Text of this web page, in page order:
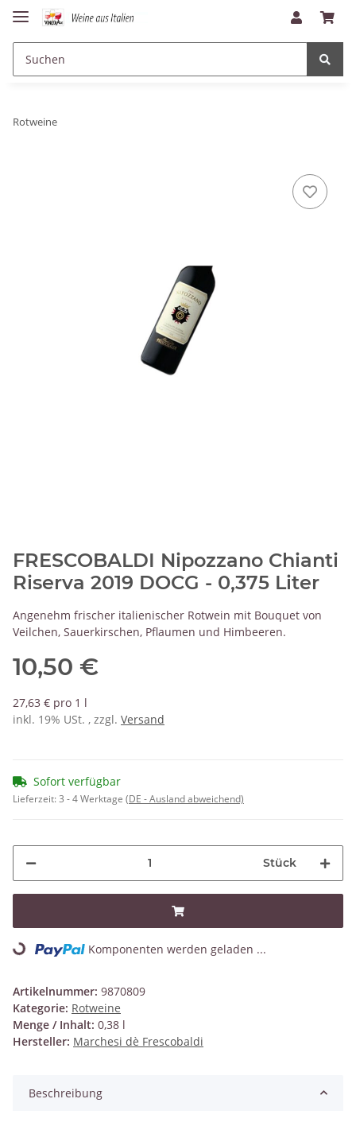
Rotweine
FRESCOBALDI Nipozzano Chianti
Riserva 2019 DOCG - 0,375 Liter
Angenehm frischer italienischer Rotwein mit Bouquet von
Veilchen, Sauerkirschen, Pflaumen und Himbeeren.
10,50 €
27,63 € pro 1 l
inkl. 19% USt. , zzgl. Versand
Sofort verfügbar
Lieferzeit:3 - 4 Werktage (DE - Ausland abweichend)
Stück
Loading... Komponenten werden geladen ...
Artikelnummer: 9870809
Kategorie: Rotweine
Menge / Inhalt: 0,38 l
Hersteller: Marchesi dè Frescobaldi
Beschreibung